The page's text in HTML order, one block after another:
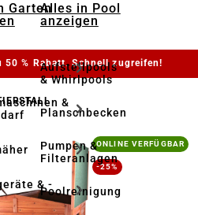
Garten
&
& -
Alles in Pool
anzeigen
Aufstellpools
& Whirlpools
Planschbecken
Pumpen &
Filteranlagen
Poolreinigung
50 % Rabatt. Schnell zugreifen!
ONLINE VERFÜGBAR
-25%